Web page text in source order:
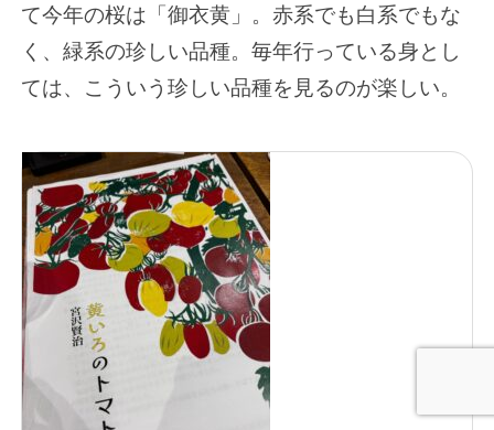
て今年の桜は「御衣黄」。赤系でも白系でもな
く、緑系の珍しい品種。毎年行っている身とし
ては、こういう珍しい品種を見るのが楽しい。